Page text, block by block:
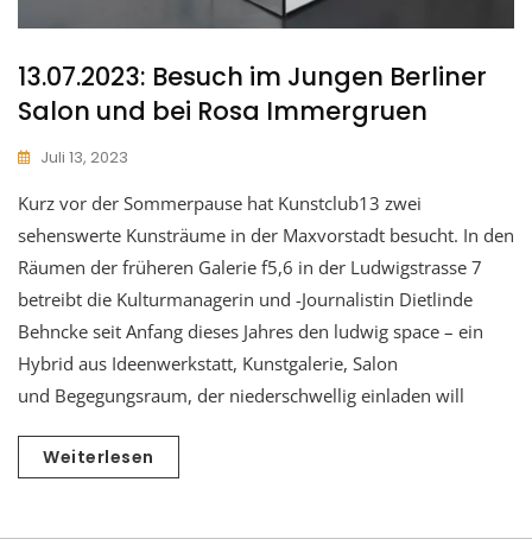
13.07.2023: Besuch im Jungen Berliner
Salon und bei Rosa Immergruen
Juli 13, 2023
Kurz vor der Sommerpause hat Kunstclub13 zwei
sehenswerte Kunsträume in der Maxvorstadt besucht. In den
Räumen der früheren Galerie f5,6 in der Ludwigstrasse 7
betreibt die Kulturmanagerin und -Journalistin Dietlinde
Behncke seit Anfang dieses Jahres den ludwig space – ein
Hybrid aus Ideenwerkstatt, Kunstgalerie, Salon
und Begegungsraum, der niederschwellig einladen will
Weiterlesen